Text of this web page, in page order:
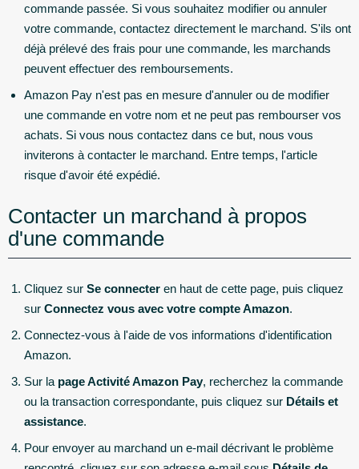
commande passée. Si vous souhaitez modifier ou annuler
votre commande, contactez directement le marchand. S'ils ont
déjà prélevé des frais pour une commande, les marchands
peuvent effectuer des remboursements.
Amazon Pay n'est pas en mesure d'annuler ou de modifier
une commande en votre nom et ne peut pas rembourser vos
achats. Si vous nous contactez dans ce but, nous vous
inviterons à contacter le marchand. Entre temps, l'article
risque d'avoir été expédié.
Contacter un marchand à propos
d'une commande
Cliquez sur Se connecter en haut de cette page, puis cliquez
sur Connectez vous avec votre compte Amazon.
Connectez-vous à l'aide de vos informations d'identification
Amazon.
Sur la page Activité Amazon Pay, recherchez la commande
ou la transaction correspondante, puis cliquez sur Détails et
assistance.
Pour envoyer au marchand un e-mail décrivant le problème